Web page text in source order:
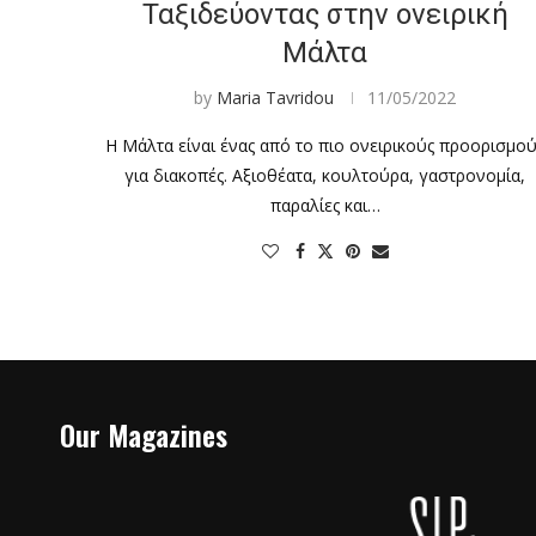
Ταξιδεύοντας στην ονειρική
Μάλτα
by Maria Tavridou 11/05/2022
Η Μάλτα είναι ένας από το πιο ονειρικούς
για διακοπές. Αξιοθέατα, κουλτούρα, γαστρονομία,
παραλίες και…
Our Magazines